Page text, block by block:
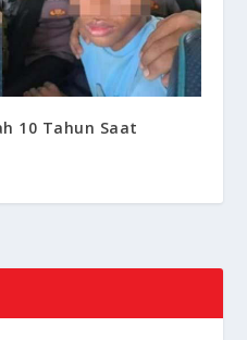
10 Tahun Saat